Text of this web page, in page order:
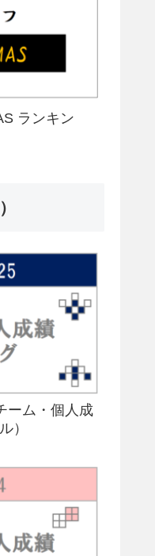
ランキン
ーム・個人成
）